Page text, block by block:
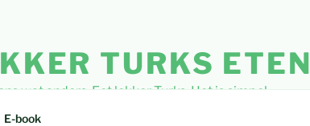
TURKS ETEN
wat anders. Eet lekker Turks. Het is simpel.
E-book